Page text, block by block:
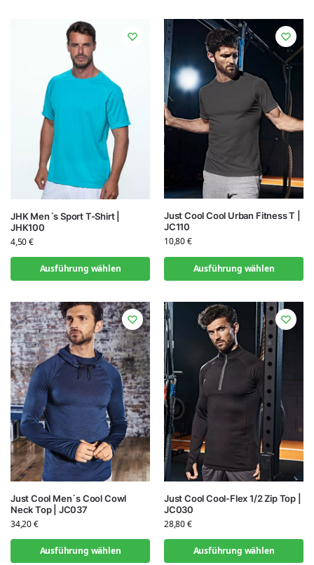
JHK Men´s Sport T-Shirt |
JHK100
4,50€
Ausführung wählen
Just Cool Cool Urban Fitness T |
JC110
10,80€
Ausführung wählen
Just Cool Men´s Cool Cowl
Neck Top | JC037
34,20€
Ausführung wählen
Just Cool Cool-Flex 1/2 Zip Top |
JC030
28,80€
Ausführung wählen